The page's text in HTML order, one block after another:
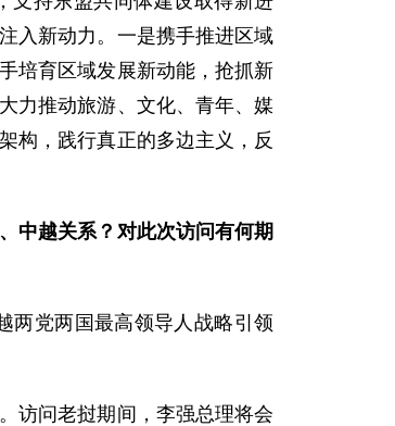
入新动力。一是携手推进区域
培育区域发展新动能，抢抓新
力推动旅游、文化、青年、媒
构，践行真正的多边主义，反
中越关系？对此次访问有何期
两党两国最高领导人战略引领
访问老挝期间，李强总理将会